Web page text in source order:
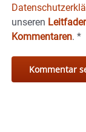
unseren
Kommentaren. *